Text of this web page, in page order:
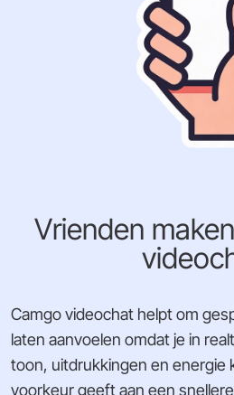
Vrienden
Camgo videochat helpt om
laten aanvoelen omdat je in
toon, uitdrukkingen en energie
voorkeur geeft aan een